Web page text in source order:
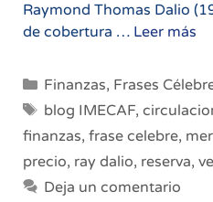
Raymond Thomas Dalio
de cobertura … Leer más
y
el
Categorías
Finanzas, Frases
Etiquetas
blog IMECAF,
finanzas, frase celebre,
precio, ray dalio, reserva,
Deja un comentario